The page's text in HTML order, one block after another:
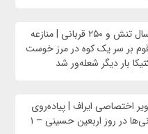
۸۰ سال تنش و ۲۵۰ قربانی | منازعه
بر سر یک کوه در مرز خوست
بار دیگر شعله‌ور شد
اختصاصی ایراف | پیاده‌روی
در روز اربعین حسینی – ۱